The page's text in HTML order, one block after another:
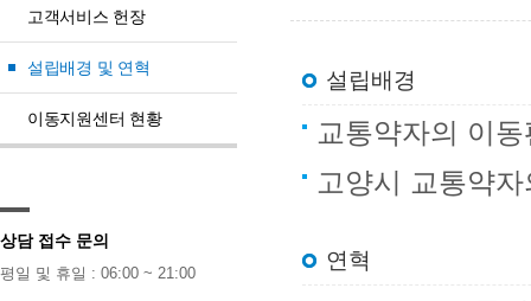
고객서비스 헌장
설립배경 및 연혁
이동지원센터 현황
상담 접수 문의
평일 및 휴일 : 06:00 ~ 21:00
설립배경
교통약자의 이
고양시 교통약
연혁